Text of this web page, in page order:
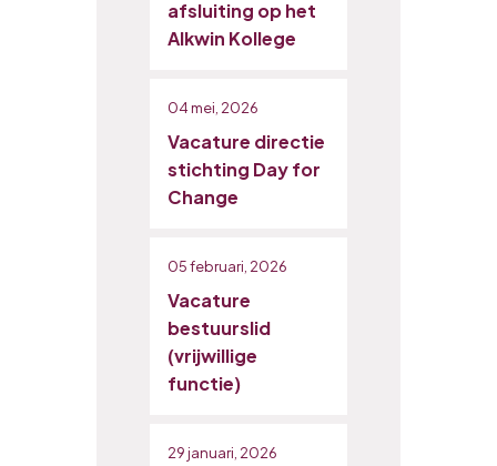
afsluiting op het
Alkwin Kollege
04 mei, 2026
Vacature directie
stichting Day for
Change
05 februari, 2026
Vacature
bestuurslid
(vrijwillige
functie)
29 januari, 2026